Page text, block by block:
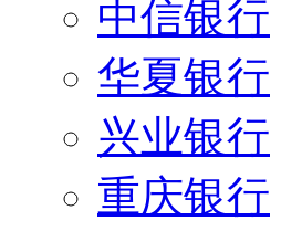
中信银行
华夏银行
兴业银行
重庆银行